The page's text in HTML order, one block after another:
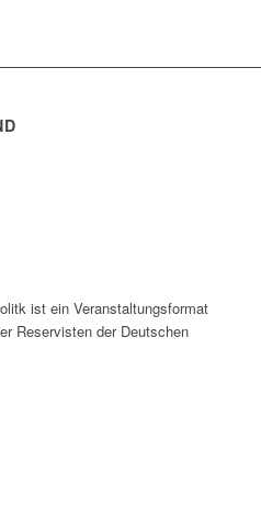
ist ein Veranstaltungsformat
Reservisten der Deutschen